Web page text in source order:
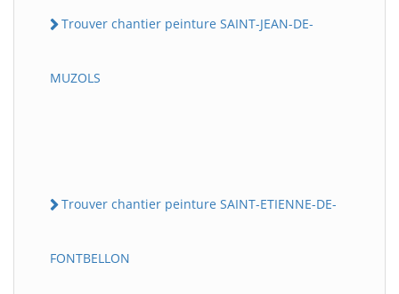
Trouver chantier peinture SAINT-JEAN-DE-
MUZOLS
Trouver chantier peinture SAINT-ETIENNE-DE-
FONTBELLON